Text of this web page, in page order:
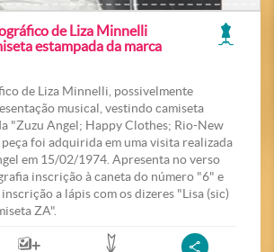
de Liza Minnelli
estampada da marca
de Liza Minnelli, possivelmente
musical, vestindo camiseta
"Zuzu Angel; Happy Clothes; Rio-New
foi adquirida em uma visita realizada
em 15/02/1974. Apresenta no verso
inscrição à caneta do número "6" e
a lápis com os dizeres "Lisa (sic)
ZA".